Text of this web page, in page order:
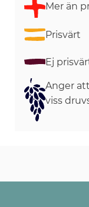
Mer än
Prisvärt
Ej
Anger
viss